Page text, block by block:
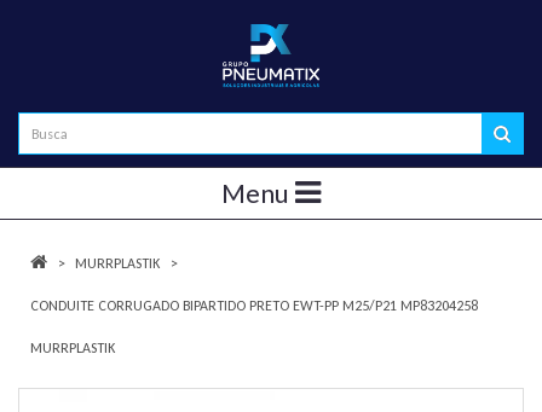
Menu
MURRPLASTIK
CONDUITE CORRUGADO BIPARTIDO PRETO EWT-PP M25/P21 MP83204258
MURRPLASTIK